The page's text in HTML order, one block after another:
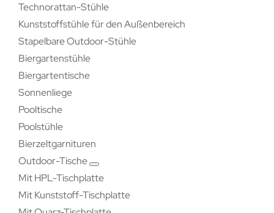
Technorattan-Stühle
Kunststoffstühle für den Außenbereich
Stapelbare Outdoor-Stühle
Biergartenstühle
Biergartentische
Sonnenliege
Pooltische
Poolstühle
Bierzeltgarnituren
Outdoor-Tische
Mit HPL-Tischplatte
Mit Kunststoff-Tischplatte